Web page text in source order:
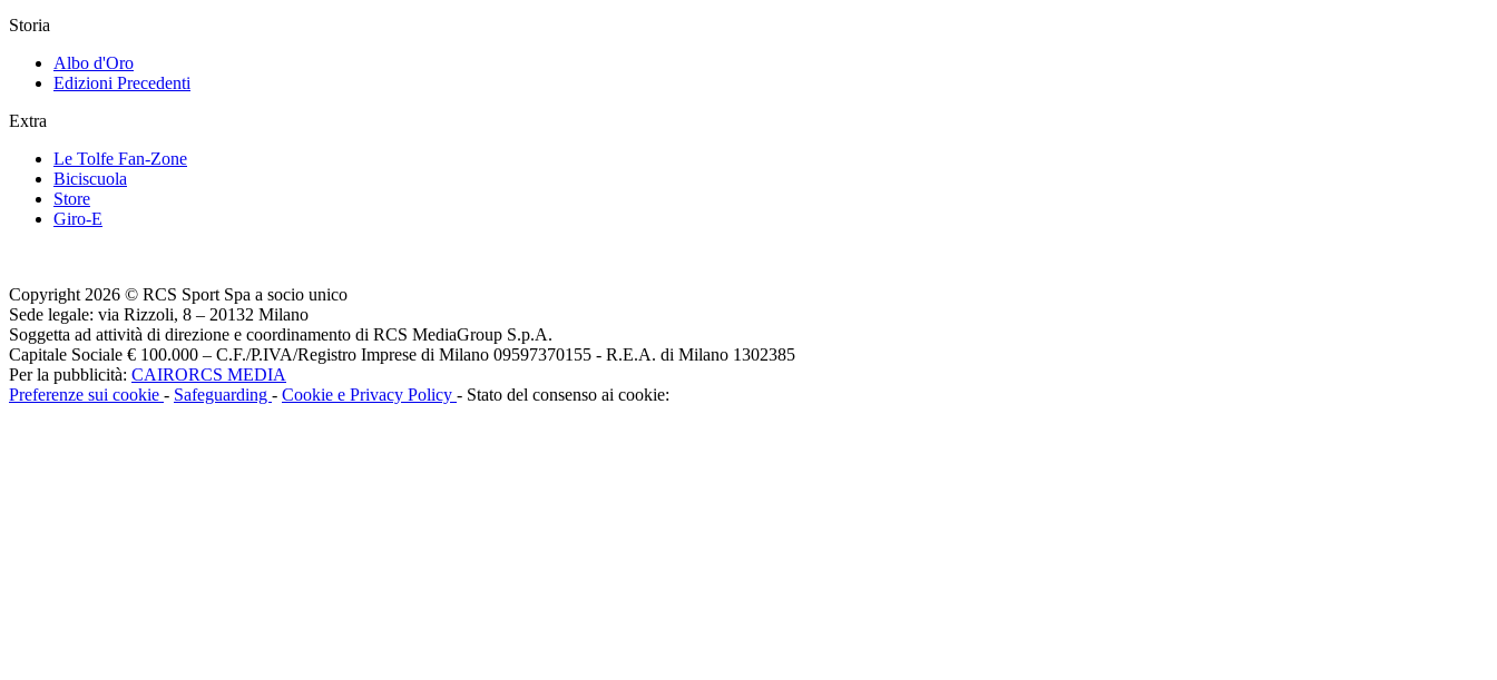
Storia
Albo d'Oro
Edizioni Precedenti
Extra
Le Tolfe Fan-Zone
Biciscuola
Store
Giro-E
Copyright 2026 © RCS Sport Spa a socio unico
Sede legale: via Rizzoli, 8 – 20132 Milano
Soggetta ad attività di direzione e coordinamento di RCS MediaGroup S.p.A.
Capitale Sociale € 100.000 – C.F./P.IVA/Registro Imprese di Milano 09597370155 - R.E.A. di Milano 1302385
Per la pubblicità: CAIRORCS MEDIA
Preferenze sui cookie - Safeguarding - Cookie e Privacy Policy - Stato del consenso ai cookie: